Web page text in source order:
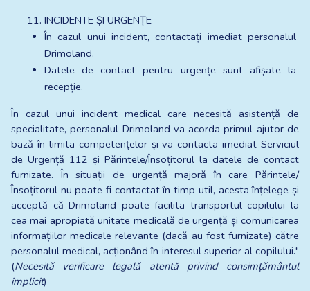
INCIDENTE ȘI URGENȚE
În cazul unui incident, contactați imediat personalul
Drimoland.
Datele de contact pentru urgențe sunt afișate la
recepție.
În cazul unui incident medical care necesită asistență de
specialitate, personalul Drimoland va acorda primul ajutor de
bază în limita competențelor și va contacta imediat Serviciul
de Urgență 112 și Părintele/Însoțitorul la datele de contact
furnizate. În situații de urgență majoră în care Părintele/
Însoțitorul nu poate fi contactat în timp util, acesta înțelege și
acceptă că Drimoland poate facilita transportul copilului la
cea mai apropiată unitate medicală de urgență și comunicarea
informațiilor medicale relevante (dacă au fost furnizate) către
personalul medical, acționând în interesul superior al copilului."
(Necesită verificare legală atentă privind consimțământul
implicit)